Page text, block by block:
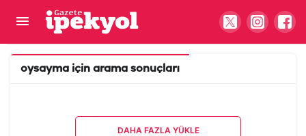
oysayma için arama sonuçları
DAHA FAZLA YÜKLE